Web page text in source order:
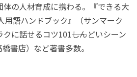
の人材育成に携わる。『できる大
用語ハンドブック』（サンマーク
に話せるコツ101――しんどいシーン
書店）など著書多数。